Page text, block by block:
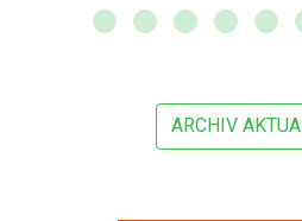
ARCHIV